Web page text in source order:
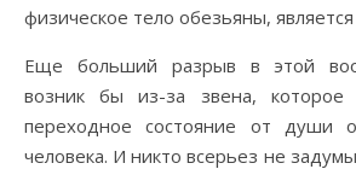
физическое тело обезьяны,
Еще больший разрыв в этой
возник бы из-за звена, которое
переходное состояние от души
человека. И никто всерьез не